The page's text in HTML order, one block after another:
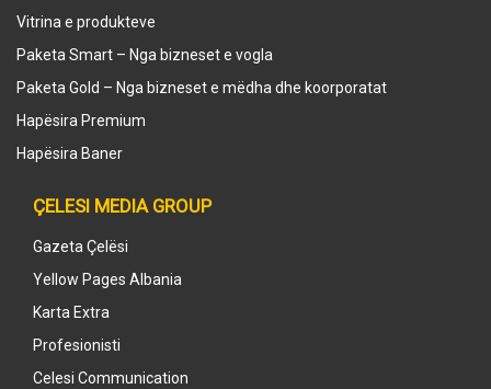
Vitrina e produkteve
Paketa Smart – Nga bizneset e vogla
Paketa Gold – Nga bizneset e mëdha dhe koorporatat
Hapësira Premium
Hapësira Baner
ÇELESI MEDIA GROUP
Gazeta Çelësi
Yellow Pages Albania
Karta Extra
Profesionisti
Celesi Communication